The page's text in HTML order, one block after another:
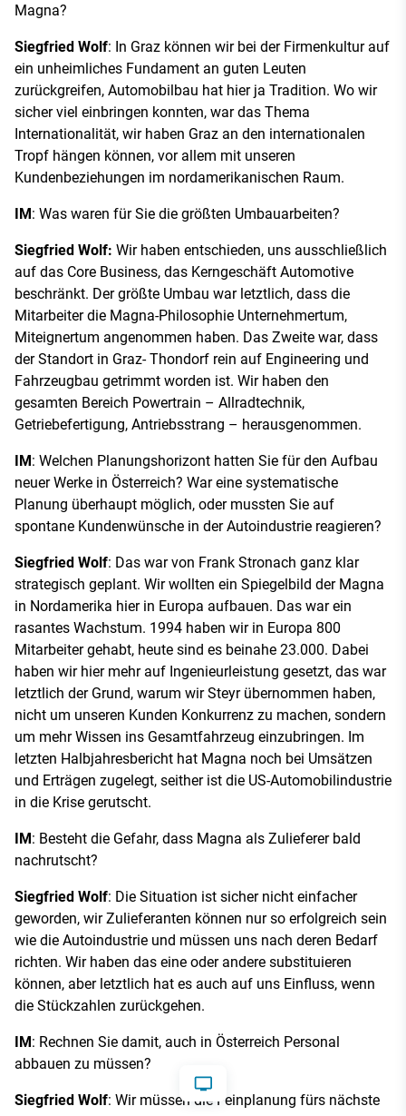
Magna?
Siegfried Wolf: In Graz können wir bei der Firmenkultur auf
ein unheimliches Fundament an guten Leuten
zurückgreifen, Automobilbau hat hier ja Tradition. Wo wir
sicher viel einbringen konnten, war das Thema
Internationalität, wir haben Graz an den internationalen
Tropf hängen können, vor allem mit unseren
Kundenbeziehungen im nordamerikanischen Raum.
IM: Was waren für Sie die größten Umbauarbeiten?
Siegfried Wolf: Wir haben entschieden, uns ausschließlich
auf das Core Business, das Kerngeschäft Automotive
beschränkt. Der größte Umbau war letztlich, dass die
Mitarbeiter die Magna-Philosophie Unternehmertum,
Miteignertum angenommen haben. Das Zweite war, dass
der Standort in Graz- Thondorf rein auf Engineering und
Fahrzeugbau getrimmt worden ist. Wir haben den
gesamten Bereich Powertrain – Allradtechnik,
Getriebefertigung, Antriebsstrang – herausgenommen.
IM: Welchen Planungshorizont hatten Sie für den Aufbau
neuer Werke in Österreich? War eine systematische
Planung überhaupt möglich, oder mussten Sie auf
spontane Kundenwünsche in der Autoindustrie reagieren?
Siegfried Wolf: Das war von Frank Stronach ganz klar
strategisch geplant. Wir wollten ein Spiegelbild der Magna
in Nordamerika hier in Europa aufbauen. Das war ein
rasantes Wachstum. 1994 haben wir in Europa 800
Mitarbeiter gehabt, heute sind es beinahe 23.000. Dabei
haben wir hier mehr auf Ingenieurleistung gesetzt, das war
letztlich der Grund, warum wir Steyr übernommen haben,
nicht um unseren Kunden Konkurrenz zu machen, sondern
um mehr Wissen ins Gesamtfahrzeug einzubringen. Im
letzten Halbjahresbericht hat Magna noch bei Umsätzen
und Erträgen zugelegt, seither ist die US-Automobilindustrie
in die Krise gerutscht.
IM: Besteht die Gefahr, dass Magna als Zulieferer bald
nachrutscht?
Siegfried Wolf: Die Situation ist sicher nicht einfacher
geworden, wir Zulieferanten können nur so erfolgreich sein
wie die Autoindustrie und müssen uns nach deren Bedarf
richten. Wir haben das eine oder andere substituieren
können, aber letztlich hat es auch auf uns Einfluss, wenn
die Stückzahlen zurückgehen.
IM: Rechnen Sie damit, auch in Österreich Personal
abbauen zu müssen?
Siegfried Wolf: Wir müssen die Feinplanung fürs nächste